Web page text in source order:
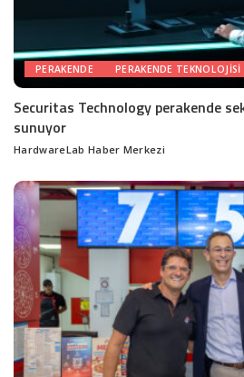
PERAKENDE PERAKENDE TEKNOLOJISI
Securitas Technology perakende
sunuyor
Posted
HardwareLab Haber Merkezi